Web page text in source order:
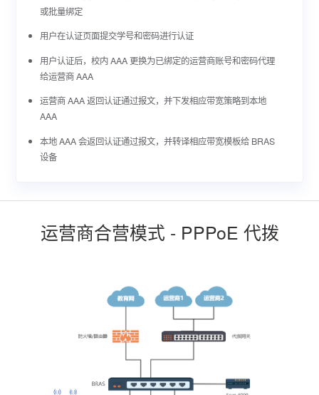
或批量绑定
用户在认证页面提交学号和密码进行认证
用户认证后，校内 AAA 更换为已绑定的运营商账号和密码代理
给运营商 AAA
运营商 AAA 返回认证通过报文，并下发相应带宽策略到本地
AAA
本地 AAA 会返回认证通过报文，并转译相应带宽模板给 BRAS
设备
运营商合营模式 - PPPoE 代拨